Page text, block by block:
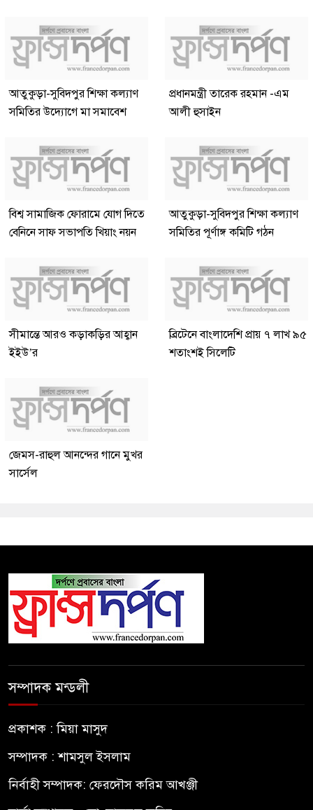
আতুকুড়া-সুবিদপুর শিক্ষা কল্যাণ
সমিতির উদ্যোগে মা সমাবেশ
প্রধানমন্ত্রী তারেক রহমান -এম
আলী হুসাইন
বিশ্ব সামাজিক ফোরামে যোগ দিতে
বেনিনে সাফ সভাপতি খিয়াং নয়ন
আতুকুড়া-সুবিদপুর শিক্ষা কল্যাণ
সমিতির পূর্ণাঙ্গ কমিটি গঠন
সীমান্তে আরও কড়াকড়ির আহ্বান
ইইউ’র
ব্রিটেনে বাংলাদেশি প্রায় ৭ লাখ ৯৫
শতাংশই সিলেটি
জেমস-রাহুল আনন্দের গানে মুখর
সার্সেল
সম্পাদক মন্ডলী
প্রকাশক : মিয়া মাসুদ
সম্পাদক : শামসুল ইসলাম
নির্বাহী সম্পাদক: ফেরদৌস করিম আখঞ্জী